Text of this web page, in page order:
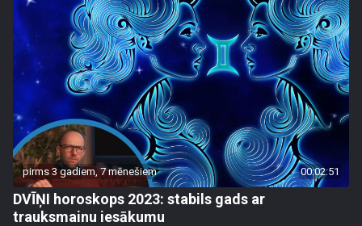
pirms 3 gadiem, 7 mēnešiem 00:02:51
DVĪŅI horoskops 2023: stabils gads ar
trauksmainu iesākumu